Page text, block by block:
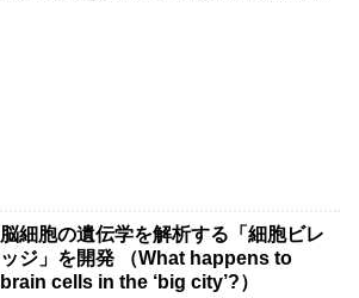
脳細胞の遺伝学を解析する「細胞ビレ
ッジ」を開発 （What happens to
brain cells in the ‘big city’?）